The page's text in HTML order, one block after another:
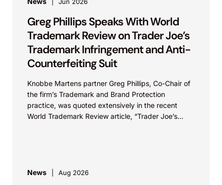
Jun 2026
Greg Phillips Speaks With World
Trademark Review on Trader Joe’s
Trademark Infringement and Anti-
Counterfeiting Suit
Knobbe Martens partner Greg Phillips, Co-Chair of
the firm’s Trademark and Brand Protection
practice, was quoted extensively in the recent
World Trademark Review article, “Trader Joe’s
News Aug 2026